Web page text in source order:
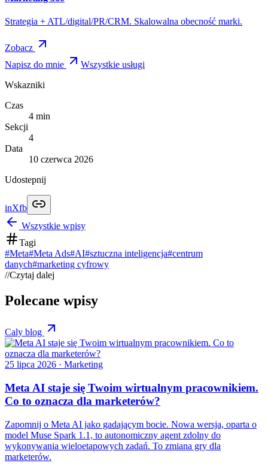
Strategia + ATL/digital/PR/CRM. Skalowalna obecność marki.
Zobacz
Napisz do mnie
Wszystkie usługi
Wskazniki
Czas
4 min
Sekcji
4
Data
10 czerwca 2026
Udostepnij
inXfb
Wszystkie wpisy
Tagi
#Meta#Meta Ads#AI#sztuczna inteligencja#centrum
danych#marketing cyfrowy
//Czytaj dalej
Polecane wpisy
Caly blog
25 lipca 2026 · Marketing
Meta AI staje się Twoim wirtualnym pracownikiem.
Co to oznacza dla marketerów?
Zapomnij o Meta AI jako gadającym bocie. Nowa wersja, oparta o
model Muse Spark 1.1, to autonomiczny agent zdolny do
wykonywania wieloetapowych zadań. To zmiana gry dla
marketerów.